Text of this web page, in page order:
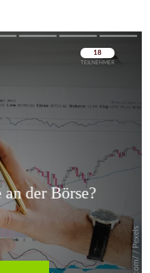
Überspringen